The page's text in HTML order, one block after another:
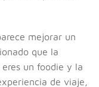
mejorar un
que la
un foodie y la
de viaje,